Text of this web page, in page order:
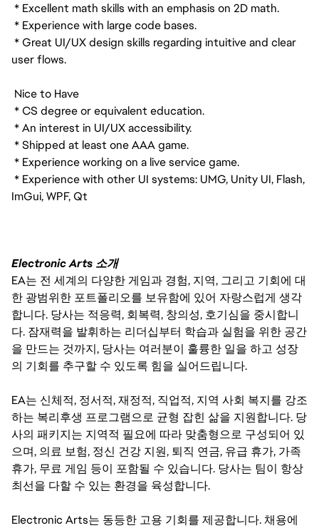
* Excellent math skills with an emphasis on 2D math.
* Experience with large code bases.
* Great UI/UX design skills regarding intuitive and clear
user flows.
Nice to Have
* CS degree or equivalent education.
* An interest in UI/UX accessibility.
* Shipped at least one AAA game.
* Experience working on a live service game.
* Experience with other UI systems: UMG, Unity UI, Flash,
ImGui, WPF, Qt
Electronic Arts 소개
EA는 전 세계의 다양한 게임과 경험, 지역, 그리고 기회에 대
한 광범위한 포트폴리오를 보유함에 있어 자랑스럽게 생각
합니다. 당사는 적응력, 회복력, 창의성, 호기심을 중시합니
다. 잠재력을 발휘하는 리더십부터 학습과 실험을 위한 공간
을 만드는 것까지, 당사는 여러분이 훌륭한 일을 하고 성장
의 기회를 추구할 수 있도록 힘을 실어드립니다.
EA는 신체적, 정서적, 재정적, 직업적, 지역 사회 복지를 강조
하는 복리후생 프로그램으로 균형 잡힌 삶을 지원합니다. 당
사의 패키지는 지역적 필요에 따라 맞춤형으로 구성되어 있
으며, 의료 보험, 정신 건강 지원, 퇴직 연금, 유급 휴가, 가족
휴가, 무료 게임 등이 포함될 수 있습니다. 당사는 팀이 항상
최선을 다할 수 있는 환경을 육성합니다.
Electronic Arts는 동등한 고용 기회를 제공합니다. 채용에